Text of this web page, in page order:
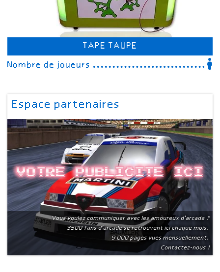
TAPE TAUPE
Nombre de joueurs
Espace partenaires
Votre publicite ici
Vous voulez communiquer avec les amoureux d'arcade ?
3500 fans d'arcade se retrouvent ici chaque mois.
9 000 pages vues mensuellement.
Contactez-nous !